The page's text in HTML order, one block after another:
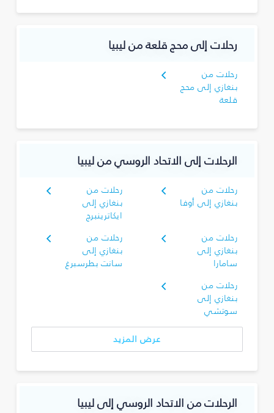
رحلات إلى محج قلعة من ليبيا
رحلات من
بنغازي إلى محج
قلعة
الرحلات إلى الاتحاد الروسي من ليبيا
رحلات من
بنغازي إلى أوفا
رحلات من
بنغازي إلى
ايكاترينبرج
رحلات من
بنغازي إلى
سامارا
رحلات من
بنغازي إلى
سانت بطرسبرغ
رحلات من
بنغازي إلى
سوتشي
عرض المزيد
الرحلات من الاتحاد الروسي إلى ليبيا